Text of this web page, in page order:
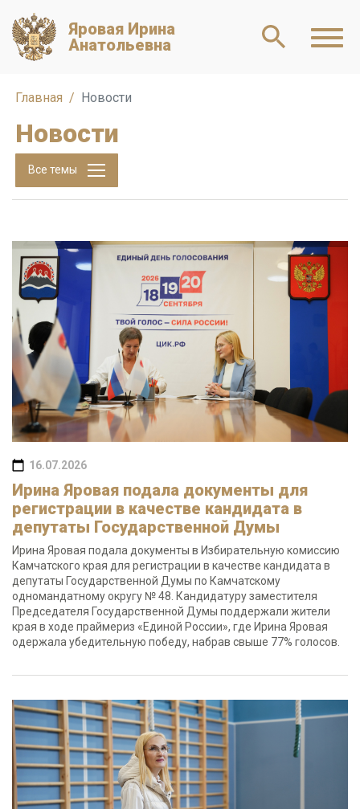
Яровая Ирина
Анатольевна
Главная Новости
Новости
Все темы
16.07.2026
Ирина Яровая подала документы для
регистрации в качестве кандидата в
депутаты Государственной Думы
Ирина Яровая подала документы в Избирательную комиссию
Камчатского края для регистрации в качестве кандидата в
депутаты Государственной Думы по Камчатскому
одномандатному округу № 48. Кандидатуру заместителя
Председателя Государственной Думы поддержали жители
края в ходе праймериз «Единой России», где Ирина Яровая
одержала убедительную победу, набрав свыше 77% голосов.